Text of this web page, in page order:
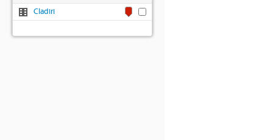
Cladiri